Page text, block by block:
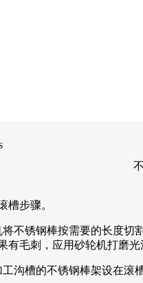
槽步骤。
将不锈钢棒按需要的长度切
有毛刺，应用砂轮机打磨光
沟槽的不锈钢棒架设在滚